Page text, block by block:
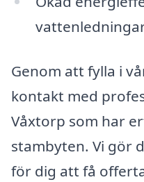
Genom att fylla i
kontakt med
Våxtorp som har
stambyten. Vi gör
för dig att få